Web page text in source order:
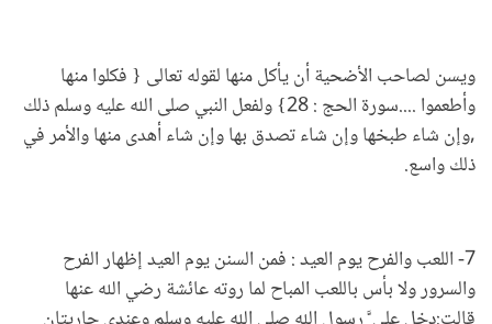
ويسن لصاحب الأضحية أن يأكل منها لقوله تعالى { فكلوا منها
وأطعموا ....سورة الحج : 28} ولفعل النبي صلى الله عليه وسلم ذلك
,وإن شاء طبخها وإن شاء تصدق بها وإن شاء أهدى منها والأمر في
ذلك واسع.
7- اللعب والفرح يوم العيد : فمن السنن يوم العيد إظهار الفرح
والسرور ولا بأس باللعب المباح لما روته عائشة رضي الله عنها